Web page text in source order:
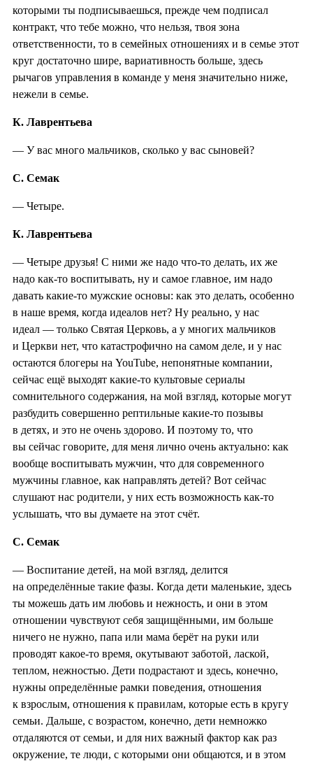
которыми ты подписываешься, прежде чем подписал
контракт, что тебе можно, что нельзя, твоя зона
ответственности, то в семейных отношениях и в семье этот
круг достаточно шире, вариативность больше, здесь
рычагов управления в команде у меня значительно ниже,
нежели в семье.
К. Лаврентьева
— У вас много мальчиков, сколько у вас сыновей?
С. Семак
— Четыре.
К. Лаврентьева
— Четыре друзья! С ними же надо что-то делать, их же
надо как-то воспитывать, ну и самое главное, им надо
давать какие-то мужские основы: как это делать, особенно
в наше время, когда идеалов нет? Ну реально, у нас
идеал — только Святая Церковь, а у многих мальчиков
и Церкви нет, что катастрофично на самом деле, и у нас
остаются блогеры на YouTube, непонятные компании,
сейчас ещё выходят какие-то культовые сериалы
сомнительного содержания, на мой взгляд, которые могут
разбудить совершенно рептильные какие-то позывы
в детях, и это не очень здорово. И поэтому то, что
вы сейчас говорите, для меня лично очень актуально: как
вообще воспитывать мужчин, что для современного
мужчины главное, как направлять детей? Вот сейчас
слушают нас родители, у них есть возможность как-то
услышать, что вы думаете на этот счёт.
С. Семак
— Воспитание детей, на мой взгляд, делится
на определённые такие фазы. Когда дети маленькие, здесь
ты можешь дать им любовь и нежность, и они в этом
отношении чувствуют себя защищёнными, им больше
ничего не нужно, папа или мама берёт на руки или
проводят какое-то время, окутывают заботой, лаской,
теплом, нежностью. Дети подрастают и здесь, конечно,
нужны определённые рамки поведения, отношения
к взрослым, отношения к правилам, которые есть в кругу
семьи. Дальше, с возрастом, конечно, дети немножко
отдаляются от семьи, и для них важный фактор как раз
окружение, те люди, с которыми они общаются, и в этом